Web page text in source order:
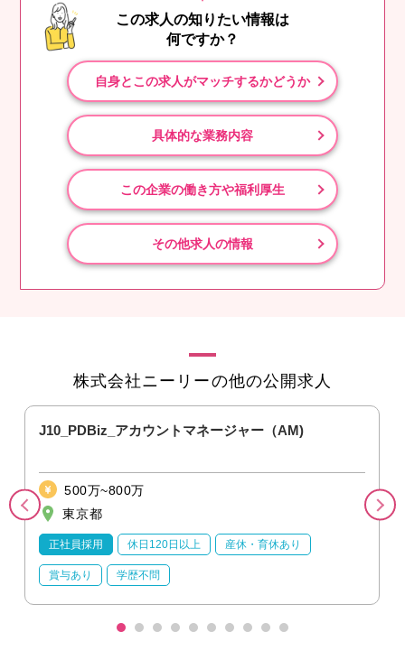
この求人の知りたい情報は
何ですか？
自身とこの求人がマッチするかどうか
具体的な業務内容
この企業の働き方や福利厚生
その他求人の情報
株式会社ニーリーの他の公開求人
J10_PDBiz_アカウントマネージャー（AM)
500万~800万
東京都
正社員採用 休日120日以上 産休・育休あり
賞与あり 学歴不問